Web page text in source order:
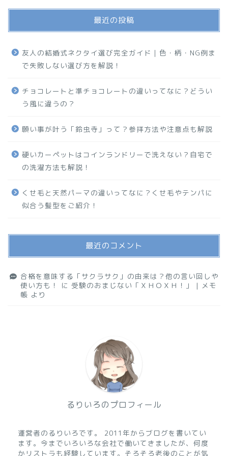
最近の投稿
友人の結婚式ネクタイ選び完全ガイド｜色・柄・NG例ま
で失敗しない選び方を解説！
チョコレートと準チョコレートの違いってなに？どうい
う風に違うの？
願い事が叶う「鈴虫寺」って？参拝方法や注意点も解説
硬いカーペットはコインランドリーで洗えない？自宅で
の洗濯方法も解説！
くせ毛と天然パーマの違いってなに？くせ毛やテンパに
似合う髪型をご紹介！
最近のコメント
合格を意味する「サクラサク」の由来は？他の言い回しや
使い方も！
に 受験のおまじない「ＸＨＯＸＨ！」 | メモ
帳 より
るりいろのプロフィール
運営者のるりいろです。 2011年からブログを書いてい
ます。今までいろいろな会社で働いてきましたが、何度
かリストラも経験しています。そろそろ老後のことが気